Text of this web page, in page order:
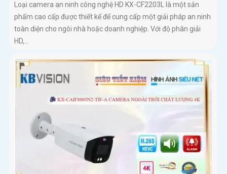
Loại camera an ninh công nghệ HD KX-CF2203L là một sản
phẩm cao cấp được thiết kế để cung cấp một giải pháp an ninh
toàn diện cho ngôi nhà hoặc doanh nghiệp. Với độ phân giải
HD,...